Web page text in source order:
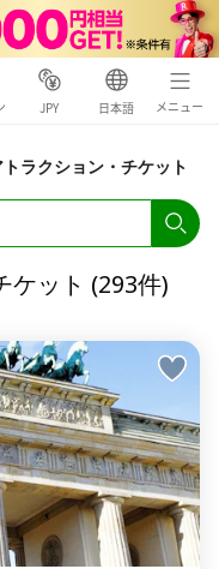
JPY 日本語 メニュー
トラクション・チケット
ケット (293件)